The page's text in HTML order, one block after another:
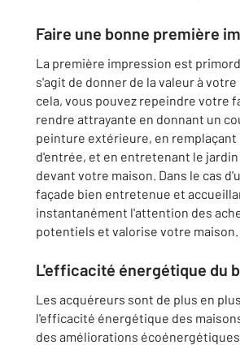
Faire une bonne première
La première impression est
s'agit de donner de la valeur à votre
cela, vous pouvez repeindre votre
rendre attrayante en donnant un
peinture extérieure, en remplaçant
d'entrée, et en entretenant le jardin
devant votre maison. Dans le cas
façade bien entretenue et
instantanément l'attention des
potentiels et valorise votre maison.
L'efficacité énergétique du
Les acquéreurs sont de plus en
l'efficacité énergétique des
des améliorations